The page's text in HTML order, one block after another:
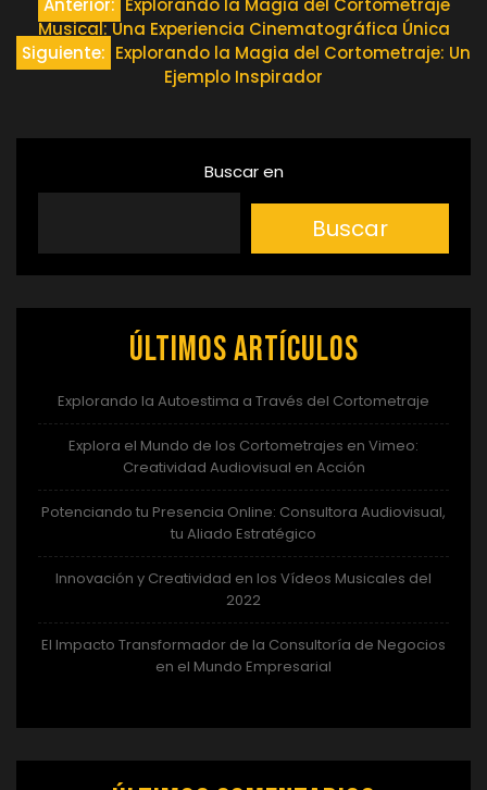
Navegación
de
Anterior: Explorando la Magia del Cortometraje
Musical: Una Experiencia Cinematográfica Única
Siguiente: Explorando la Magia del Cortometraje: Un
Ejemplo Inspirador
Buscar en
Buscar
Últimos artículos
Explorando la Autoestima a Través del Cortometraje
Explora el Mundo de los Cortometrajes en Vimeo:
Creatividad Audiovisual en Acción
Potenciando tu Presencia Online: Consultora Audiovisual,
tu Aliado Estratégico
Innovación y Creatividad en los Vídeos Musicales del
2022
El Impacto Transformador de la Consultoría de Negocios
en el Mundo Empresarial